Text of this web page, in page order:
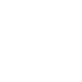
미디언, 나이가 들
력은 도대체 어디
겼지만 동시에 셀
로그램이 아무 언
던 영화는 사람들